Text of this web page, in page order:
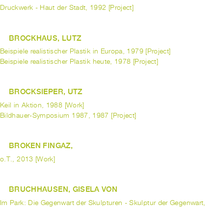
Druckwerk - Haut der Stadt, 1992 [Project]
BROCKHAUS, LUTZ
Beispiele realistischer Plastik in Europa, 1979 [Project]
Beispiele realistischer Plastik heute, 1978 [Project]
BROCKSIEPER, UTZ
Keil in Aktion, 1988 [Work]
Bildhauer-Symposium 1987, 1987 [Project]
BROKEN FINGAZ,
o.T., 2013 [Work]
BRUCHHAUSEN, GISELA VON
Im Park: Die Gegenwart der Skulpturen - Skulptur der Gegenwart,